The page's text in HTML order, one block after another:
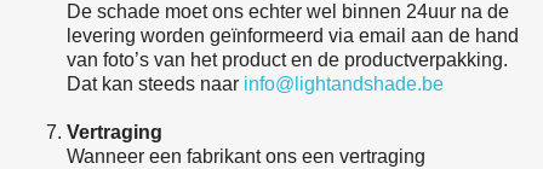
De schade moet ons echter wel binnen 24uur na de
levering worden geïnformeerd via email aan de hand
van foto’s van het product en de productverpakking.
Dat kan steeds naar info@lightandshade.be
Vertraging
Wanneer een fabrikant ons een vertraging